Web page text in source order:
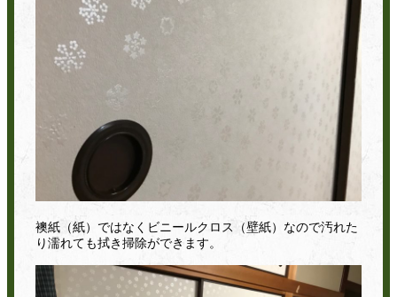
襖紙（紙）ではなくビニールクロス（壁紙）なので汚れた
り濡れても拭き掃除ができます。